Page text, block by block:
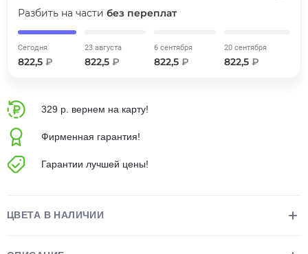
Разбить на части без переплат
Сегодня
822,5 ₽
23 августа
822,5₽
6 сентября
822,5 ₽
20 сентября
822,5 ₽
329 р. вернем на карту!
Фирменная гарантия!
Гарантии лучшей цены!
ЦВЕТА В НАЛИЧИИ